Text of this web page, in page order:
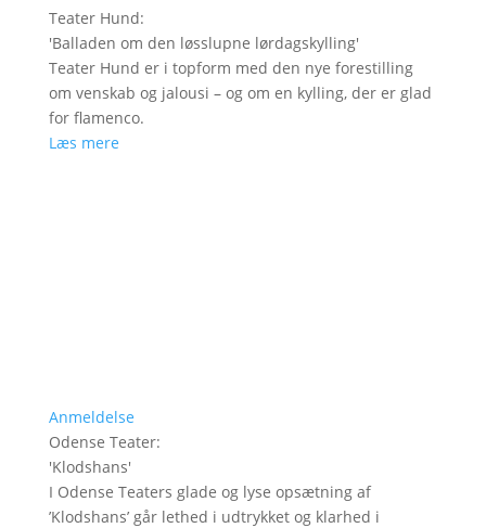
Teater Hund:
'Balladen om den løsslupne lørdagskylling'
Teater Hund er i topform med den nye forestilling
om venskab og jalousi – og om en kylling, der er glad
for flamenco.
Læs mere
Anmeldelse
Odense Teater:
'Klodshans'
I Odense Teaters glade og lyse opsætning af
’Klodshans’ går lethed i udtrykket og klarhed i